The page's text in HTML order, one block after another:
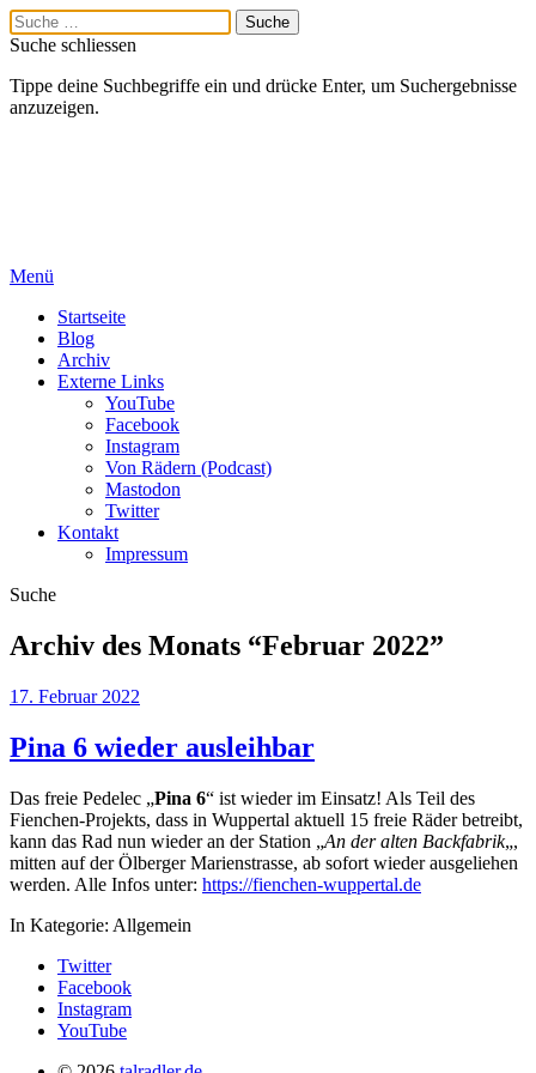
Suche schliessen
Tippe deine Suchbegriffe ein und drücke Enter, um Suchergebnisse
anzuzeigen.
Menü
Startseite
Blog
Archiv
Externe Links
YouTube
Facebook
Instagram
Von Rädern (Podcast)
Mastodon
Twitter
Kontakt
Impressum
Suche
Archiv des Monats “Februar 2022”
17. Februar 2022
Pina 6 wieder ausleihbar
Das freie Pedelec „Pina 6“ ist wieder im Einsatz! Als Teil des
Fienchen-Projekts, dass in Wuppertal aktuell 15 freie Räder betreibt,
kann das Rad nun wieder an der Station „An der alten Backfabrik„,
mitten auf der Ölberger Marienstrasse, ab sofort wieder ausgeliehen
werden. Alle Infos unter: https://fienchen-wuppertal.de
In Kategorie: Allgemein
Twitter
Facebook
Instagram
YouTube